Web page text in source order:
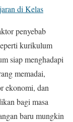
di Kelas
penyebab
kurikulum
siap menghadapi
memadai,
ekonomi, dan
bagi masa
baru mungkin